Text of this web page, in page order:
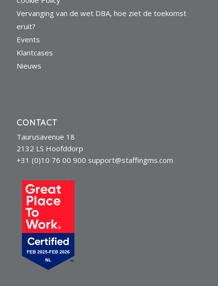
Vervanging van de wet DBA, hoe ziet de toekomst
eruit?
Events
Klantcases
Nieuws
CONTACT
Taurusavenue 18
2132 LS Hoofddorp
+31 (0)10 76 00 900 support@staffingms.com